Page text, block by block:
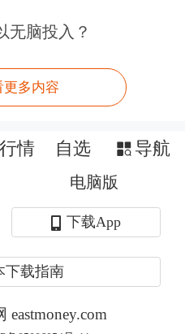
，质押式债券
为2.06%
交 117.86万亿元，
，日均成交同比增
拆借日均成交同比
均成交同比增长
日均成交同比增长
无脑投入？
更多内容
行情 自选 导航
电脑版
下载App
下载指南